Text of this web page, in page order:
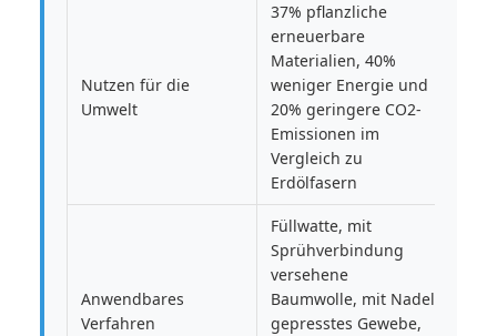
Nutzen für die
Umwelt
37% pflanzliche
erneuerbare
Materialien, 40%
weniger Energie und
20% geringere CO2-
Emissionen im
Vergleich zu
Erdölfasern
Anwendbares
Verfahren
Füllwatte, mit
Sprühverbindung
versehene
Baumwolle, mit Nadel
gepresstes Gewebe,